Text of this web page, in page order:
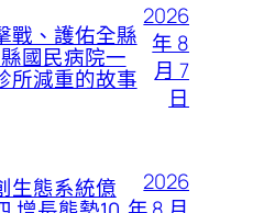
戰、護佑全縣
國民病院一
所減重的故事
2026
年 8
月 7
日
生態系統億
2026